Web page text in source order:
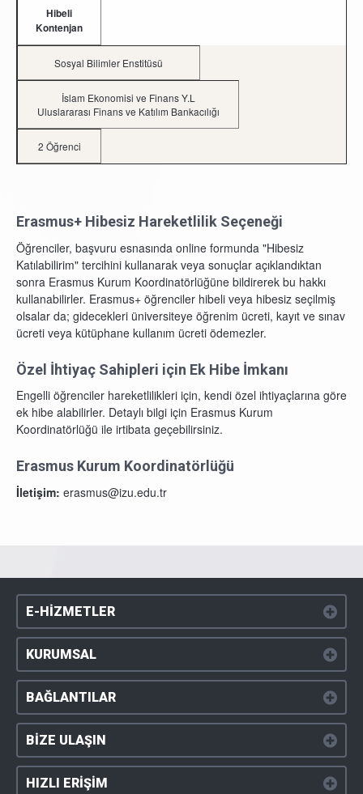
Hibeli
Kontenjan
Sosyal Bilimler Enstitüsü
İslam Ekonomisi ve Finans Y.L
Uluslararası Finans ve Katılım Bankacılığı
2 Öğrenci
Erasmus+ Hibesiz Hareketlilik Seçeneği
Öğrenciler, başvuru esnasında online formunda "Hibesiz
Katılabilirim" tercihini kullanarak veya sonuçlar açıklandıktan
sonra Erasmus Kurum Koordinatörlüğüne bildirerek bu hakkı
kullanabilirler. Erasmus+ öğrenciler hibeli veya hibesiz seçilmiş
olsalar da; gidecekleri üniversiteye öğrenim ücreti, kayıt ve sınav
ücreti veya kütüphane kullanım ücreti ödemezler.
Özel İhtiyaç Sahipleri için Ek Hibe İmkanı
Engelli öğrenciler hareketlilikleri için, kendi özel ihtiyaçlarına göre
ek hibe alabilirler. Detaylı bilgi için Erasmus Kurum
Koordinatörlüğü ile irtibata geçebilirsiniz.
Erasmus Kurum Koordinatörlüğü
İletişim: erasmus@izu.edu.tr
E-HİZMETLER
KURUMSAL
BAĞLANTILAR
BİZE ULAŞIN
HIZLI ERİŞİM